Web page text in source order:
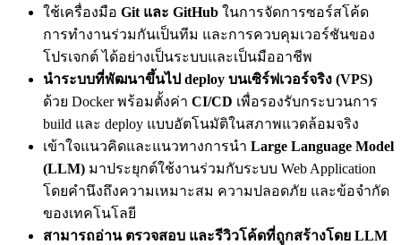
ใช้เครื่องมือ Git และ GitHub ในการจัดการซอร์สโค้ด
การทำงานร่วมกันเป็นทีม และการควบคุมเวอร์ชันของ
โปรเจกต์ ได้อย่างเป็นระบบและเป็นมืออาชีพ
นำระบบที่พัฒนาขึ้นไป deploy บนเซิร์ฟเวอร์จริง (VPS)
ด้วย Docker พร้อมตั้งค่า CI/CD เพื่อรองรับกระบวนการ
build และ deploy แบบอัตโนมัติในสภาพแวดล้อมจริง
เข้าใจแนวคิดและแนวทางการนำ Large Language Model
(LLM) มาประยุกต์ใช้งานร่วมกับระบบ Web Application
โดยคำนึงถึงความเหมาะสม ความปลอดภัย และข้อจำกัด
ของเทคโนโลยี
สามารถอ่าน ตรวจสอบ และรีวิวโค้ดที่ถูกสร้างโดย LLM